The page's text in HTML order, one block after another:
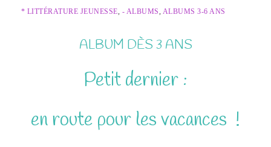
* LITTÉRATURE JEUNESSE, - ALBUMS, ALBUMS 3-6 ANS
ALBUM DÈS 3 ANS
Petit dernier :
en route pour les vacances !